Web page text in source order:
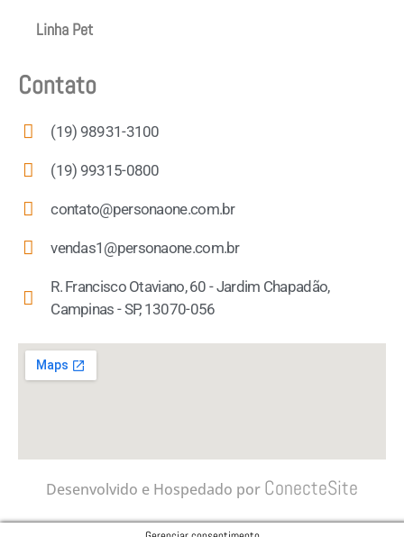
Linha Pet
Contato
(19) 98931-3100
(19) 99315-0800
contato@personaone.com.br
vendas1@personaone.com.br
R. Francisco Otaviano, 60 - Jardim Chapadão,
Campinas - SP, 13070-056
Desenvolvido e Hospedado por ConecteSite